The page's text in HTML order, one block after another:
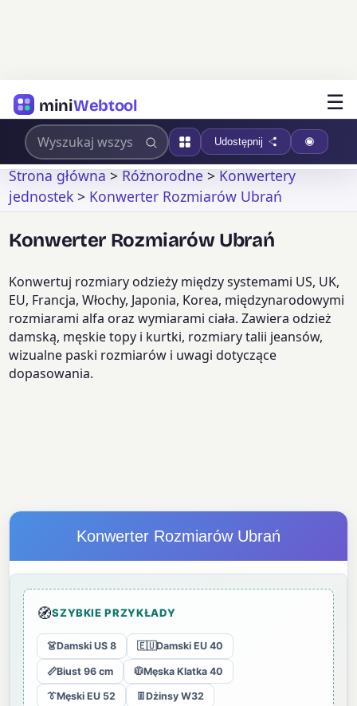
miniWebtool ☰
Udostępnij
Strona główna>Różnorodne>Konwertery
jednostek > Konwerter Rozmiarów Ubrań
Konwerter Rozmiarów Ubrań
Konwertuj rozmiary odzieży między systemami US, UK,
EU, Francja, Włochy, Japonia, Korea, międzynarodowymi
rozmiarami alfa oraz wymiarami ciała. Zawiera odzież
damską, męskie topy i kurtki, rozmiary talii jeansów,
wizualne paski rozmiarów i uwagi dotyczące
dopasowania.
Konwerter Rozmiarów Ubrań
🧭SZYBKIE PRZYKŁADY
👗Damski US 8 🇪🇺Damski EU 40
📏Biust 96 cm 🧥Męska Klatka 40
👔Męski EU 52 👖Dżinsy W32